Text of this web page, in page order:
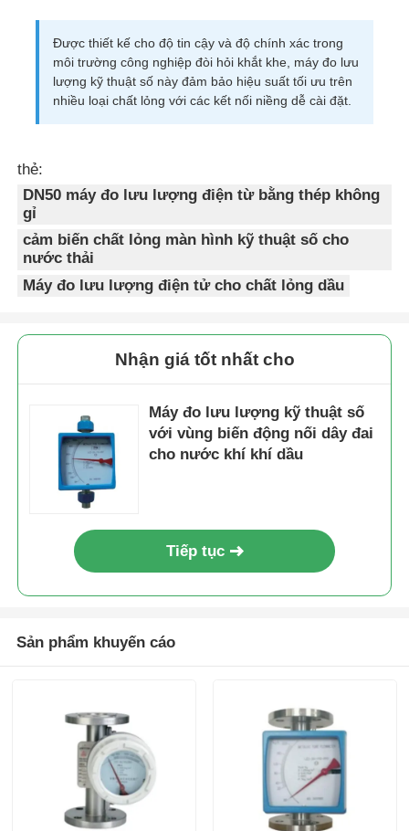
Sản phẩm
Về chúng tôi
Liên hệ chúng tôi
Tin tức
Được thiết kế cho độ tin cậy và độ chính xác trong
môi trường công nghiệp đòi hỏi khắt khe, máy đo lưu
lượng kỹ thuật số này đảm bảo hiệu suất tối ưu trên
nhiều loại chất lỏng với các kết nối niềng dễ cài đặt.
thẻ:
DN50 máy đo lưu lượng điện từ bằng thép không
gỉ
cảm biến chất lỏng màn hình kỹ thuật số cho
nước thải
Máy đo lưu lượng điện tử cho chất lỏng dầu
Nhận giá tốt nhất cho
Máy đo lưu lượng kỹ thuật số
với vùng biến động nối dây đai
cho nước khí khí dầu
Tiếp tục
Sản phẩm khuyến cáo